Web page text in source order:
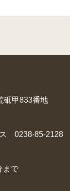
砥甲833番地
0238-85-2128
まで